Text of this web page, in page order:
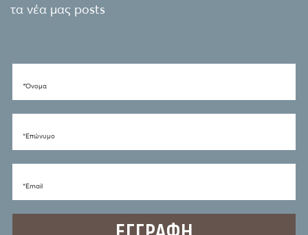
τα νέα μας posts
*Όνομα
*Eπώνυμο
*Email